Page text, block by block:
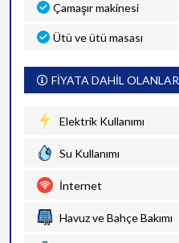
Çamaşır makinesi
Ütü ve ütü masası
FİYATA DAHİL OLANLAR
Elektrik Kullanımı
Su Kullanımı
İnternet
Havuz ve Bahçe Bakımı